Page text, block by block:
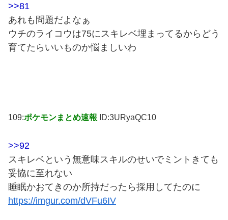
>>81
あれも問題だよなぁ
ウチのライコウは75にスキレベ埋まってるからどう
育てたらいいものか悩ましいわ
109:ポケモンまとめ速報 ID:3URyaQC10
>>92
スキレベという無意味スキルのせいでミントきても
妥協に至れない
睡眠かおてきのか所持だったら採用してたのに
https://imgur.com/dVFu6IV